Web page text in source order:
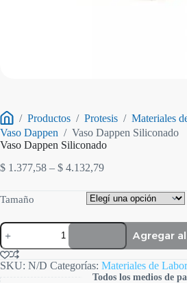
Inicio
/ Productos / Protesis / Materiales
Vaso Dappen / Vaso Dappen Siliconado
Vaso Dappen Siliconado
$ 1.377,58 – $ 4.132,79Rango
precios:
desde
hasta
$ 4.132,79
Tamaño
Vaso
Dappen
Siliconado
cantidad
Agregar
SKU: N/D Categorías: Materiales de
Todos los medios de